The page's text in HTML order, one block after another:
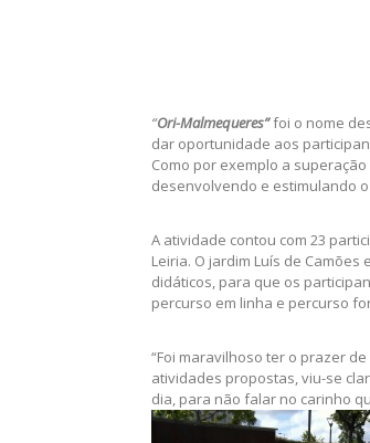
“Ori-Malmequeres”foi o nome
dar oportunidade aos
Como por exemplo a
desenvolvendo e estimulando
A atividade contou com 23
Leiria. O jardim Luís de
didáticos, para que os
percurso em linha e percurso
“Foi maravilhoso ter o prazer
atividades propostas, viu-se
dia, para não falar no carinho